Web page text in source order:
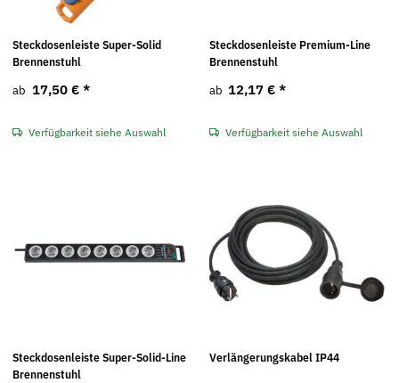
Steckdosenleiste Super-Solid
Brennenstuhl
ab 17,50 € *
Verfügbarkeit siehe Auswahl
Steckdosenleiste Premium-Line
Brennenstuhl
ab 12,17 € *
Verfügbarkeit siehe Auswahl
Steckdosenleiste Super-Solid-Line
Brennenstuhl
Verlängerungskabel IP44